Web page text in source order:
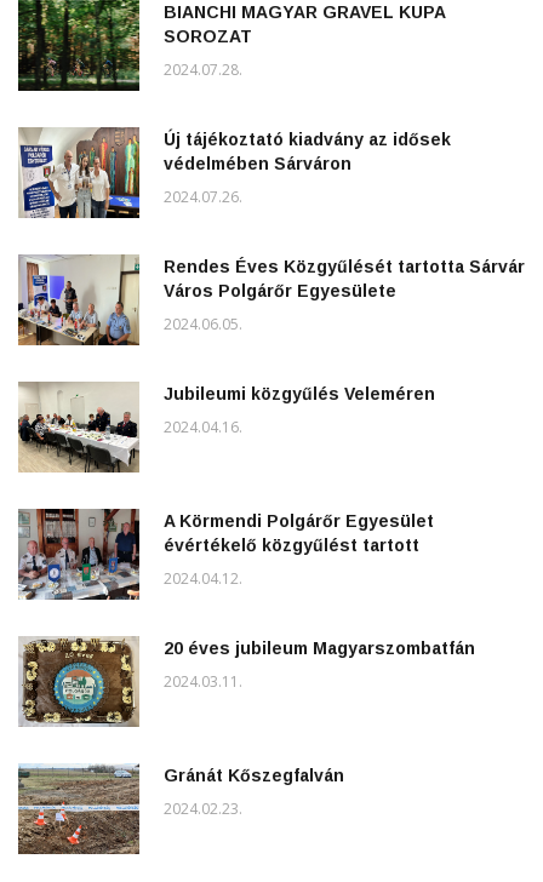
BIANCHI MAGYAR GRAVEL KUPA
SOROZAT
2024.07.28.
Új tájékoztató kiadvány az idősek
védelmében Sárváron
2024.07.26.
Rendes Éves Közgyűlését tartotta Sárvár
Város Polgárőr Egyesülete
2024.06.05.
Jubileumi közgyűlés Veleméren
2024.04.16.
A Körmendi Polgárőr Egyesület
évértékelő közgyűlést tartott
2024.04.12.
20 éves jubileum Magyarszombatfán
2024.03.11.
Gránát Kőszegfalván
2024.02.23.